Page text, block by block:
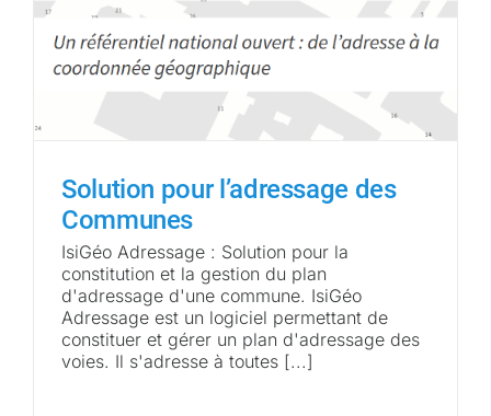
Solution pour l’adressage des
Communes
IsiGéo Adressage : Solution pour la
constitution et la gestion du plan
d'adressage d'une commune. IsiGéo
Adressage est un logiciel permettant de
constituer et gérer un plan d'adressage des
voies. Il s'adresse à toutes [...]